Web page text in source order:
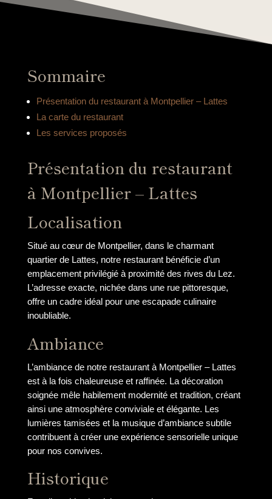
Sommaire
Présentation du restaurant à Montpellier – Lattes
La carte du restaurant
Les services proposés
Présentation du restaurant
à Montpellier – Lattes
Localisation
Situé au cœur de Montpellier, dans le charmant
quartier de Lattes, notre restaurant bénéficie d’un
emplacement privilégié à proximité des rives du Lez.
L’adresse exacte, nichée dans une rue pittoresque,
offre un cadre idéal pour une escapade culinaire
inoubliable.
Ambiance
L’ambiance de notre restaurant à Montpellier – Lattes
est à la fois chaleureuse et raffinée. La décoration
soignée mêle habilement modernité et tradition, créant
ainsi une atmosphère conviviale et élégante. Les
lumières tamisées et la musique d’ambiance subtile
contribuent à créer une expérience sensorielle unique
pour nos convives.
Historique